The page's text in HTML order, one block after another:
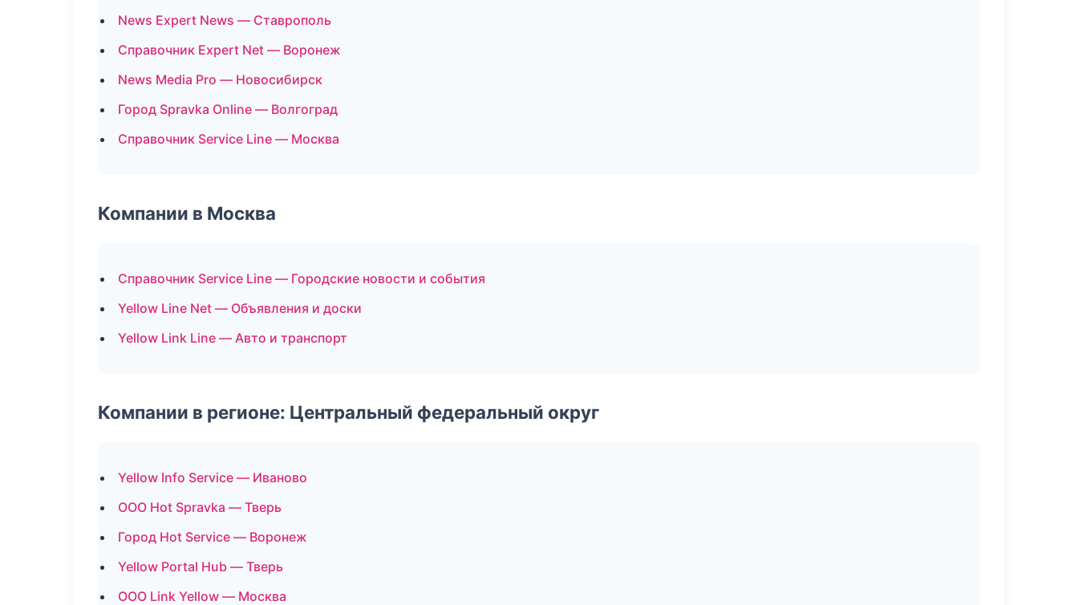
News Expert News — Ставрополь
Справочник Expert Net — Воронеж
News Media Pro — Новосибирск
Город Spravka Online — Волгоград
Справочник Service Line — Москва
Компании в Москва
Справочник Service Line — Городские новости и события
Yellow Line Net — Объявления и доски
Yellow Link Line — Авто и транспорт
Компании в регионе: Центральный федеральный округ
Yellow Info Service — Иваново
ООО Hot Spravka — Тверь
Город Hot Service — Воронеж
Yellow Portal Hub — Тверь
ООО Link Yellow — Москва